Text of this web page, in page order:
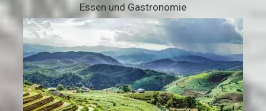
Essen und Gastronomie